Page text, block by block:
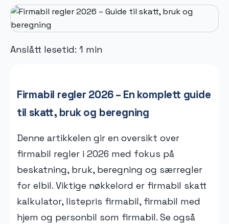
Anslått lesetid: 1 min
Firmabil regler 2026 – En komplett guide
til skatt, bruk og beregning
Denne artikkelen gir en oversikt over
firmabil regler i 2026 med fokus på
beskatning, bruk, beregning og særregler
for elbil. Viktige nøkkelord er firmabil skatt
kalkulator, listepris firmabil, firmabil med
hjem og personbil som firmabil. Se også